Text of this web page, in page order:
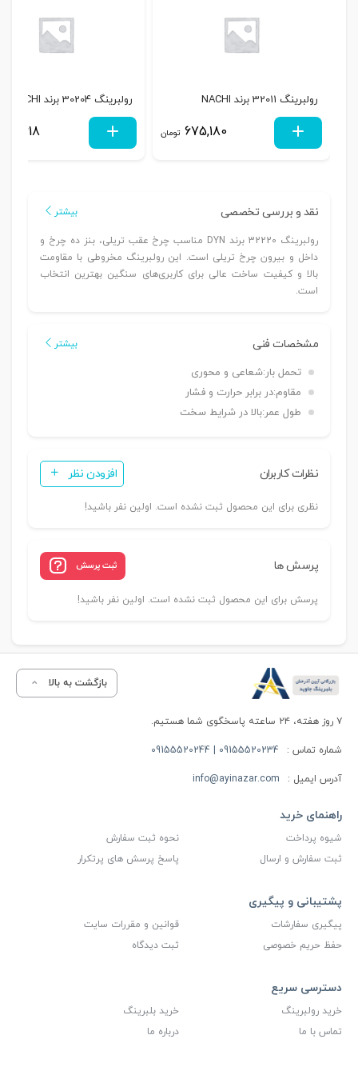
رولبرینگ 32011 برند NACHI
675,180 تومان
رولبرینگ 30204 برند NACHI
259,618
نقد و بررسی تخصصی بیشتر
رولبرینگ 32220 برند DYN مناسب چرخ عقب تریلی، بنز ده چرخ و
داخل و بیرون چرخ تریلی است. این رولبرینگ مخروطی با مقاومت
بالا و کیفیت ساخت عالی برای کاربری‌های سنگین بهترین انتخاب
است.
مشخصات فنی بیشتر
تحمل بار:شعاعی و محوری
مقاوم:در برابر حرارت و فشار
طول عمر:بالا در شرایط سخت
نظرات کاربران افزودن نظر
نظری برای این محصول ثبت نشده است. اولین نفر باشید!
پرسش ها ثبت پرسش
پرسش برای این محصول ثبت نشده است. اولین نفر باشید!
بازگشت به بالا
۷ روز هفته، ۲۴ ساعته پاسخگوی شما هستیم.
شماره تماس : 09155520234 | 09155520244
آدرس ایمیل : info@ayinazar.com
راهنمای خرید
شیوه پرداخت
نحوه ثبت سفارش
ثبت سفارش و ارسال
پاسخ پرسش های پرتکرار
پشتیبانی و پیگیری
پیگیری سفارشات
قوانین و مقررات سایت
حفظ حریم خصوصی
ثبت دیدگاه
دسترسی سریع
خرید رولبرینگ
خرید بلبرینگ
تماس با ما
درباره ما